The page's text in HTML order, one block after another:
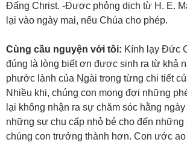
Đấng Christ. -Được phỏng dịch từ H. E.
lại vào ngày mai, nếu Chúa cho phép.
Cùng cầu nguyện với tôi: Kính lạy Đức
đúng là lòng biết ơn được sinh ra từ khả
phước lành của Ngài trong từng chi tiết
Nhiều khi, chúng con mong đợi những
lại không nhận ra sự chăm sóc hằng
những sự chu cấp nhỏ bé cho đến
chúng con trưởng thành hơn. Con ước ao